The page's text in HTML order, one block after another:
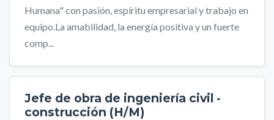
Humana" con pasión, espíritu empresarial y trabajo en
equipo.La amabilidad, la energía positiva y un fuerte
comp...
Jefe de obra de ingeniería civil -
construcción (H/M)